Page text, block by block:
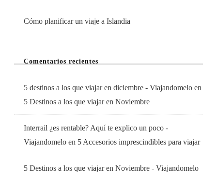
Cómo planificar un viaje a Islandia
Comentarios recientes
5 destinos a los que viajar en diciembre - Viajandomelo en
5 Destinos a los que viajar en Noviembre
Interrail ¿es rentable? Aquí te explico un poco -
Viajandomelo en 5 Accesorios imprescindibles para viajar
5 Destinos a los que viajar en Noviembre - Viajandomelo